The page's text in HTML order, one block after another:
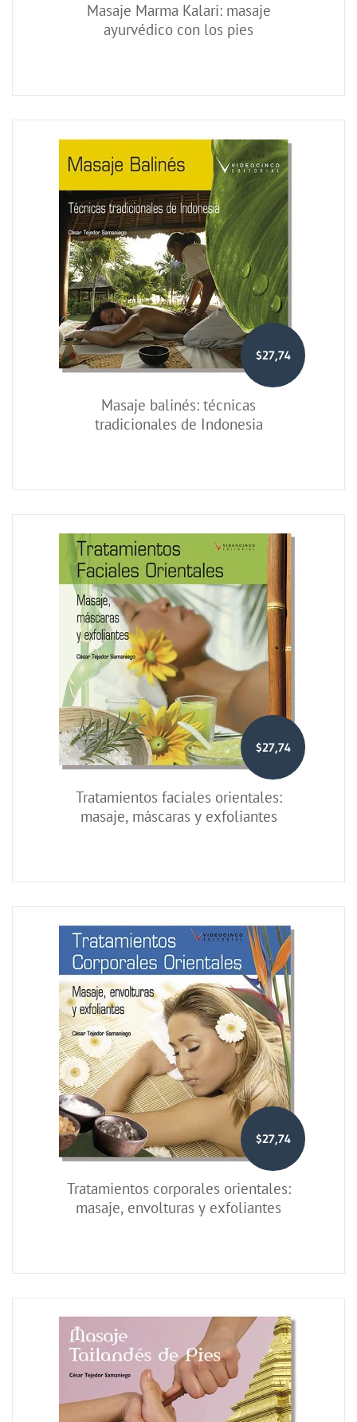
Masaje Marma Kalari: masaje
ayurvédico con los pies
$27,74
Masaje balinés: técnicas
tradicionales de Indonesia
$27,74
Tratamientos faciales orientales:
masaje, máscaras y exfoliantes
$27,74
Tratamientos corporales orientales:
masaje, envolturas y exfoliantes